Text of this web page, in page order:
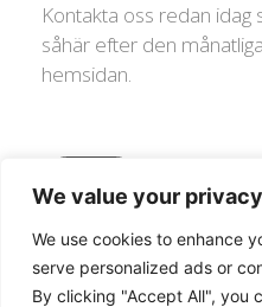
We value your privacy
We use cookies to enhance
serve personalized ads or
By clicking "Accept All", you
Kontakta oss redan idag
såhär efter den
hemsidan.
Upphovsrätt ©